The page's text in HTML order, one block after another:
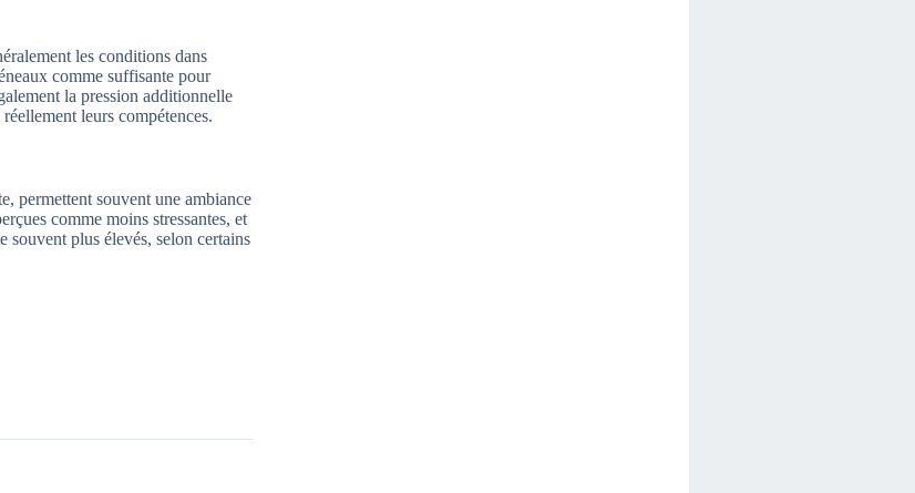
les conditions dans
comme suffisante pour
la pression additionnelle
leurs compétences.
permettent souvent une ambiance
comme moins stressantes, et
souvent plus élevés, selon certains